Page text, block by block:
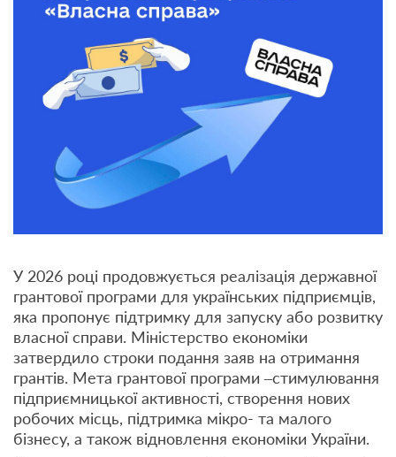
У 2026 році продовжується реалізація державної
грантової програми для українських підприємців,
яка пропонує підтримку для запуску або розвитку
власної справи. Міністерство економіки
затвердило строки подання заяв на отримання
грантів. Мета грантової програми –стимулювання
підприємницької активності, створення нових
робочих місць, підтримка мікро- та малого
бізнесу, а також відновлення економіки України.